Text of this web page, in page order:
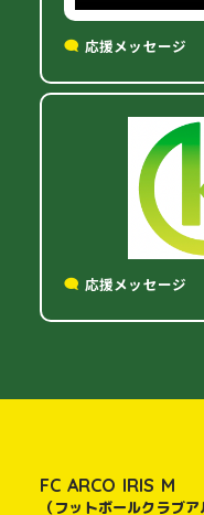
応援メッセージ
応援メッセージ
FC ARCO IRIS M
（フットボールクラブア